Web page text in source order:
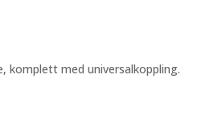
komplett med universalkoppling.